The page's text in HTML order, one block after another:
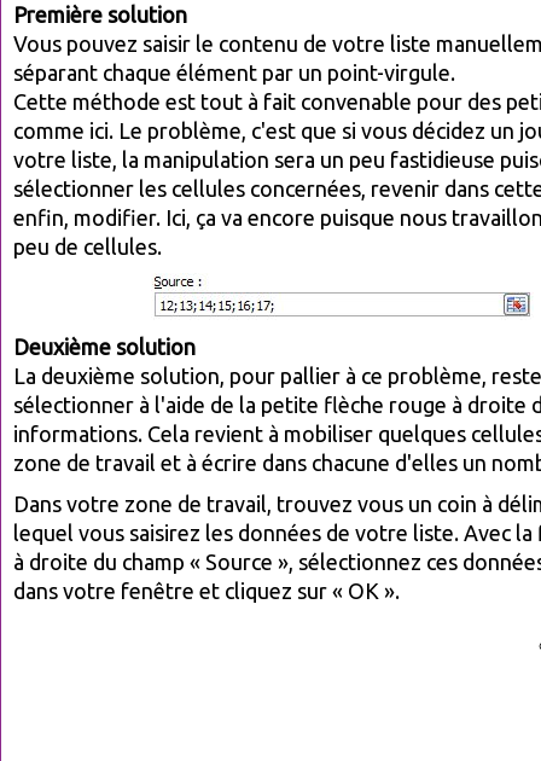
Première solution
Vous pouvez saisir le contenu de votre liste
séparant chaque élément par un point-virgule.
Cette méthode est tout à fait convenable pour des
comme ici. Le problème, c'est que si vous décidez un
votre liste, la manipulation sera un peu fastidieuse
sélectionner les cellules concernées, revenir dans
enfin, modifier. Ici, ça va encore puisque nous
peu de cellules.
Deuxième solution
La deuxième solution, pour pallier à ce problème,
sélectionner à l'aide de la petite flèche rouge à droite
informations. Cela revient à mobiliser quelques
zone de travail et à écrire dans chacune d'elles un
Dans votre zone de travail, trouvez vous un coin à
lequel vous saisirez les données de votre liste. Avec
à droite du champ « Source », sélectionnez ces
dans votre fenêtre et cliquez sur « OK ».